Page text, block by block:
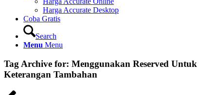
Harga Accurate Desktop
Coba Gratis
Search
Menu Menu
Tag Archive for: Menggunakan Reserved Untuk
Keterangan Tambahan